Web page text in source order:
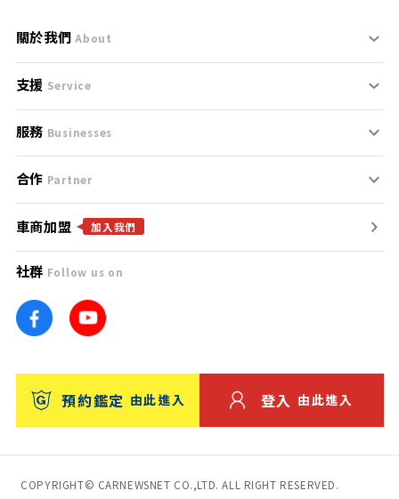
關於我們 About
刊登規範
服務條款
免責聲明
隱私權政策
團隊
車訊網
台灣優良中古車商大獎
支援 Service
支援中心
聯絡我們
服務 Businesses
什麼是Goo鑑定？
找好車
找好店
找海外車
消費者評價
保固
合作 Partner
合作夥伴
廣告合作
車商加盟 加入我們
社群 Follow us on
預約鑑定 由此進入 登入 由此進入
COPYRIGHT© CARNEWSNET CO.,LTD. ALL RIGHT RESERVED.